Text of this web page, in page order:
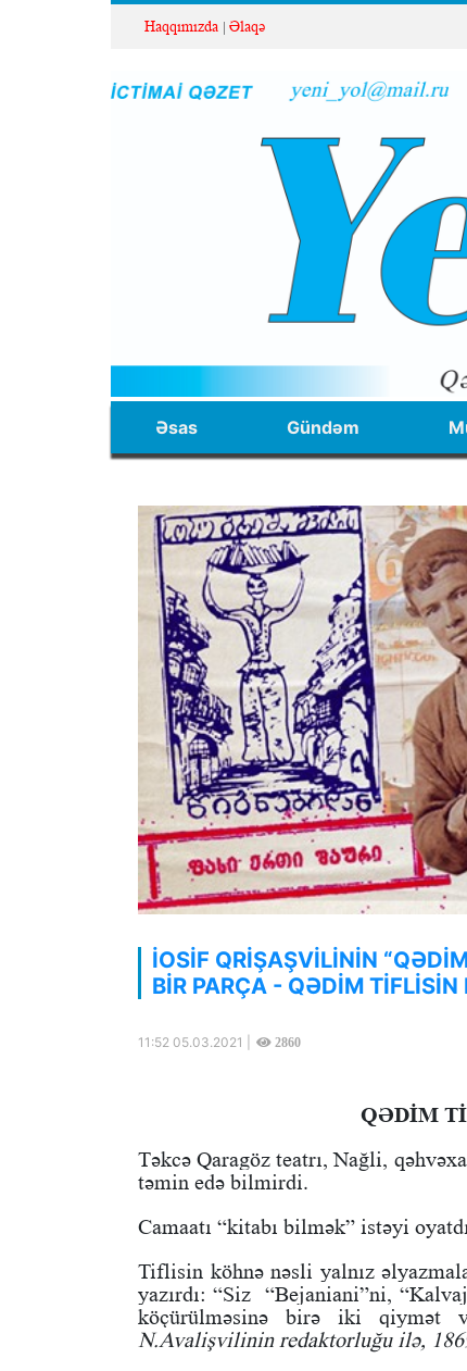
Haqqımızda Əlaqə
Əsas Gündəm
İOSİF QRİŞAŞVİLİNİN
BİR PARÇA - QƏDİM
11:52 05.03.2021 | 2860
QƏDİM
Təkcə Qaragöz teatrı, Nağli,
təmin edə bilmirdi.
Camaatı “kitabı bilmək” istəyi
Tiflisin köhnə nəsli yalnız
yazırdı: “Siz “Bejaniani”ni,
köçürülməsinə birə iki qiymət
N.Avalişvilinin redaktorluğu ilə,